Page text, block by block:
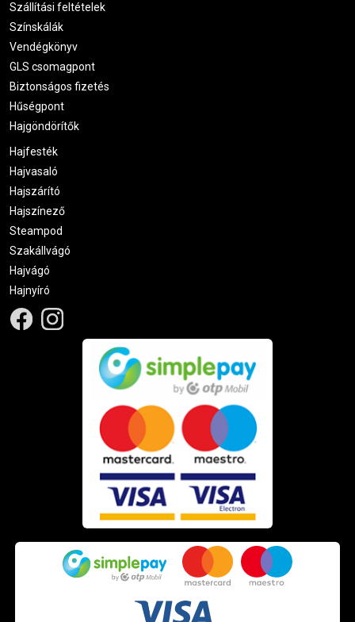
Szállítási feltételek
Színskálák
Vendégkönyv
GLS csomagpont
Biztonságos fizetés
Hűségpont
Hajgöndörítők
Hajfesték
Hajvasaló
Hajszárító
Hajszínező
Steampod
Szakállvágó
Hajvágó
Hajnyíró